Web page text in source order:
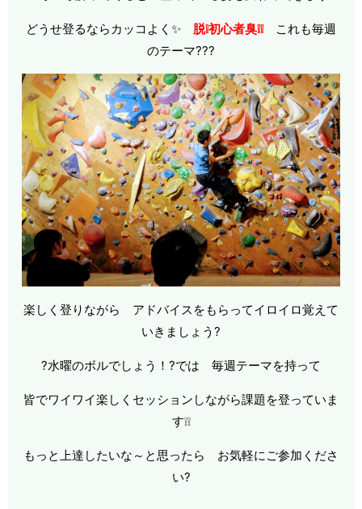
どうせ登るならカッコよく✨ 脱❕初心者臭❕❕
これも毎週
のテーマ???
楽しく登りながら アドバイスをもらってイロイロ覚えて
いきましょう?
?水曜のボルでしょう！?では 毎週テーマを持って
皆でワイワイ楽しくセッションしながら課題を登っていま
す❕❕
もっと上達したいな～と思ったら お気軽にご参加くださ
い?